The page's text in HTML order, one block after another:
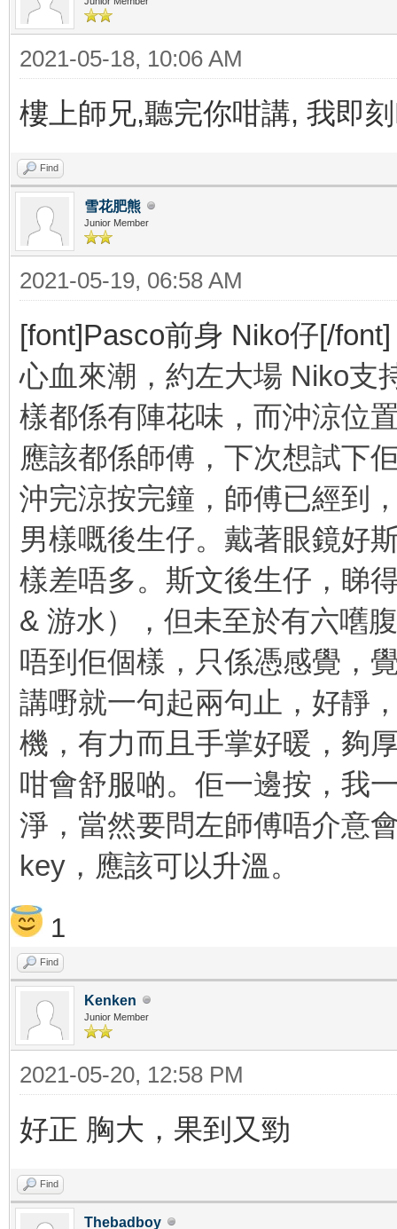
2021-05-18, 10:06 AM
樓上師兄,聽完你咁講, 我即
Find
雪花肥熊
Junior Member
2021-05-19, 06:58 AM
[font]Pasco前身 Niko仔[/font]
心血來潮，約左大場 Niko支
樣都係有陣花味，而沖涼位
應該都係師傅，下次想試下
沖完涼按完鐘，師傅已經到
男樣嘅後生仔。戴著眼鏡好
樣差唔多。斯文後生仔，睇
& 游水），但未至於有六嚿
唔到佢個樣，只係憑感覺，
講嘢就一句起兩句止，好靜
機，有力而且手掌好暖，夠
咁會舒服啲。佢一邊按，我
淨，當然要問左師傅唔介意
key，應該可以升溫。
1
Find
Kenken
Junior Member
2021-05-20, 12:58 PM
好正 胸大，果到又勁
Find
Thebadboy